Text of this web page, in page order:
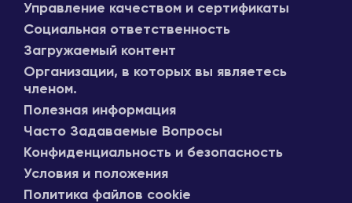
Управление качеством и сертификаты
Социальная ответственность
Загружаемый контент
Организации, в которых вы являетесь
членом.
Полезная информация
Часто Задаваемые Вопросы
Конфиденциальность и безопасность
Условия и положения
Политика файлов cookie